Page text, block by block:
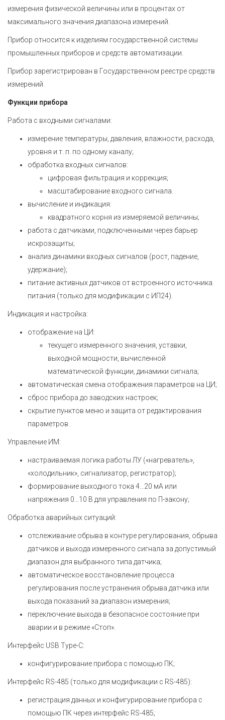
измерения физической величины или в процентах от
максимального значения диапазона измерений.
Прибор относится к изделиям государственной системы
промышленных приборов и средств автоматизации.
Прибор зарегистрирован в Государственном реестре средств
измерений.
Функции прибора
Работа с входными сигналами:
измерение температуры, давления, влажности, расхода,
уровня и т. п. по одному каналу;
обработка входных сигналов:
цифровая фильтрация и коррекция;
масштабирование входного сигнала.
вычисление и индикация:
квадратного корня из измеряемой величины;
работа с датчиками, подключенными через барьер
искрозащиты;
анализ динамики входных сигналов (рост, падение,
удержание);
питание активных датчиков от встроенного источника
питания (только для модификации с ИП24).
Индикация и настройка:
отображение на ЦИ:
текущего измеренного значения, уставки,
выходной мощности, вычисленной
математической функции, динамики сигнала;
автоматическая смена отображения параметров на ЦИ;
сброс прибора до заводских настроек;
скрытие пунктов меню и защита от редактирования
параметров.
Управление ИМ:
настраиваемая логика работы ЛУ («нагреватель»,
«холодильник», сигнализатор, регистратор);
формирование выходного тока 4…20 мА или
напряжения 0…10 В для управления по П-закону;
Обработка аварийных ситуаций:
отслеживание обрыва в контуре регулирования, обрыва
датчиков и выхода измеренного сигнала за допустимый
диапазон для выбранного типа датчика;
автоматическое восстановление процесса
регулирования после устранения обрыва датчика или
выхода показаний за диапазон измерения;
переключение выхода в безопасное состояние при
аварии и в режиме «Стоп».
Интерфейс USB Type-C:
конфигурирование прибора с помощью ПК;
Интерфейс RS-485 (только для модификации с RS-485):
регистрация данных и конфигурирование прибора с
помощью ПК через интерфейс RS-485;